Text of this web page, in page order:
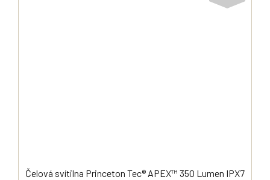
Čelová svítilna Princeton Tec® APEX™ 350 Lumen IPX7